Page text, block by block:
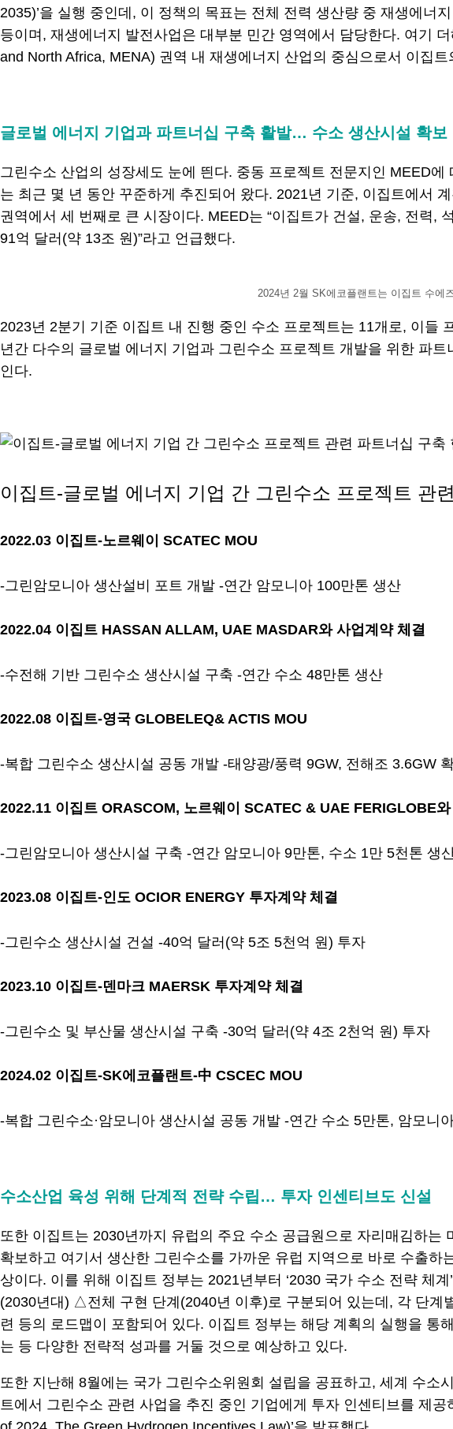
2035)’을 실행 중인데, 이 정책의 목표는 전체 전력 생산량 중 재생에
등이며, 재생에너지 발전사업은 대부분 민간 영역에서 담당한다. 여기
and North Africa, MENA) 권역 내 재생에너지 산업의 중심으로서 이집
글로벌 에너지 기업과 파트너십 구축 활발… 수소 생산시설 확보
그린수소 산업의 성장세도 눈에 띈다. 중동 프로젝트 전문지인 MEED
는 최근 몇 년 동안 꾸준하게 추진되어 왔다. 2021년 기준, 이집트에서
권역에서 세 번째로 큰 시장이다. MEED는 “이집트가 건설, 운송, 전력,
91억 달러(약 13조 원)”라고 언급했다.
2024년 2월 SK에코플랜트는 이집트 수에
2023년 2분기 기준 이집트 내 진행 중인 수소 프로젝트는 11개로, 이들
년간 다수의 글로벌 에너지 기업과 그린수소 프로젝트 개발을 위한 파
인다.
이집트-글로벌 에너지 기업 간 그린수소 프로젝트 관
2022.03 이집트-노르웨이 SCATEC MOU
-그린암모니아 생산설비 포트 개발 -연간 암모니아 100만톤 생산
2022.04 이집트 HASSAN ALLAM, UAE MASDAR와 사업계약 체결
-수전해 기반 그린수소 생산시설 구축 -연간 수소 48만톤 생산
2022.08 이집트-영국 GLOBELEQ& ACTIS MOU
-복합 그린수소 생산시설 공동 개발 -태양광/풍력 9GW, 전해조 3.6GW
2022.11 이집트 ORASCOM, 노르웨이 SCATEC & UAE FERIGLOBE
-그린암모니아 생산시설 구축 -연간 암모니아 9만톤, 수소 1만 5천톤 생
2023.08 이집트-인도 OCIOR ENERGY 투자계약 체결
-그린수소 생산시설 건설 -40억 달러(약 5조 5천억 원) 투자
2023.10 이집트-덴마크 MAERSK 투자계약 체결
-그린수소 및 부산물 생산시설 구축 -30억 달러(약 4조 2천억 원) 투자
2024.02 이집트-SK에코플랜트-中 CSCEC MOU
-복합 그린수소·암모니아 생산시설 공동 개발 -연간 수소 5만톤, 암모니
수소산업 육성 위해 단계적 전략 수립… 투자 인센티브도 신설
또한 이집트는 2030년까지 유럽의 주요 수소 공급원으로 자리매김하
확보하고 여기서 생산한 그린수소를 가까운 유럽 지역으로 바로 수출
상이다. 이를 위해 이집트 정부는 2021년부터 ‘2030 국가 수소 전략
(2030년대) △전체 구현 단계(2040년 이후)로 구분되어 있는데, 각 단
련 등의 로드맵이 포함되어 있다. 이집트 정부는 해당 계획의 실행을
는 등 다양한 전략적 성과를 거둘 것으로 예상하고 있다.
또한 지난해 8월에는 국가 그린수소위원회 설립을 공표하고, 세계 수
트에서 그린수소 관련 사업을 추진 중인 기업에게 투자 인센티브를 제